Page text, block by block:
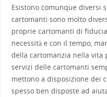
Esistono comunque diversi
cartomanti sono molto
proprie cartomanti di
necessità e con il tempo,
della cartomanzia nella vita
servizi delle cartomanti
mettono a disposizione dei
spesso ben disposte ad